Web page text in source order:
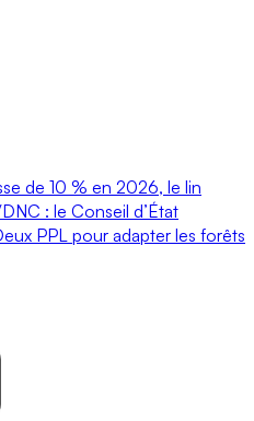
de 10 % en 2026, le lin
: le Conseil d’État
PPL pour adapter les forêts